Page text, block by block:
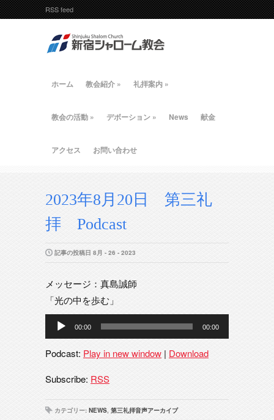
RSS feed
ホーム 教会紹介 » 礼拝案内 »
教会の活動 » デボーション » News 献金
アクセス お問い合わせ
2023年8月20日 第三礼
拝 Podcast
記事の投稿日 8月 - 26 - 2023
メッセージ：真島誠師
「光の中を歩む」
レ
ー
ー
00:00 00:00
Podcast: Play in new window | Download
Subscribe: RSS
カテゴリー: NEWS, 第三礼拝音声アーカイブ